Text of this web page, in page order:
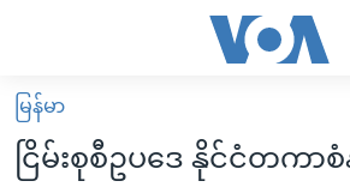
လွယ်ကူ
စေ
မူလစာမျက်နှာ
မြန်မာ
မြန်မာ
ငြိမ်းစုစီဥပဒေ နိုင်ငံတက